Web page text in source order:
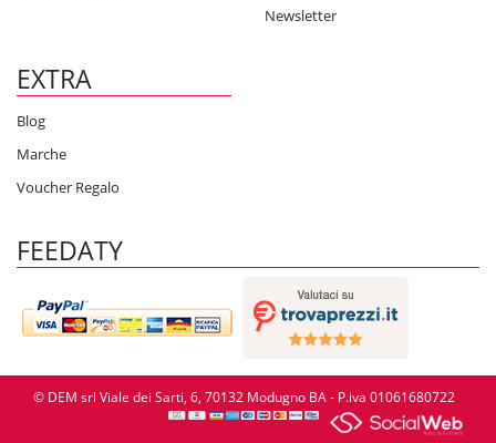
Newsletter
EXTRA
Blog
Marche
Voucher Regalo
FEEDATY
© DEM srl Viale dei Sarti, 6, 70132 Modugno BA - P.iva 01061680722